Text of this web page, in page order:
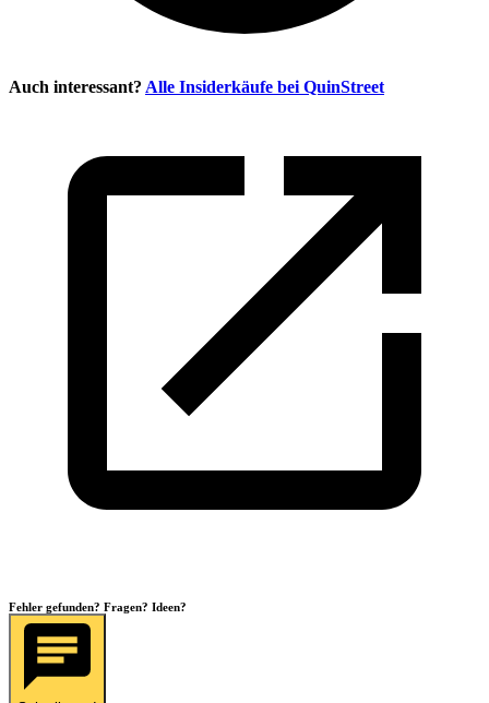
Auch interessant? Alle Insiderkäufe bei QuinStreet
Fehler gefunden? Fragen? Ideen?